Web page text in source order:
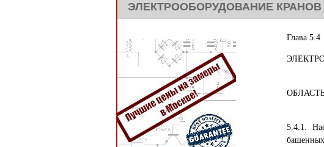
ЭЛЕКТРООБОРУДОВАНИЕ КРАНОВ
Глава 5.4
5.4.1.